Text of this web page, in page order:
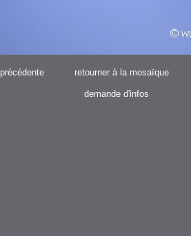
précédente retourner à la mosaïque
demande d'infos